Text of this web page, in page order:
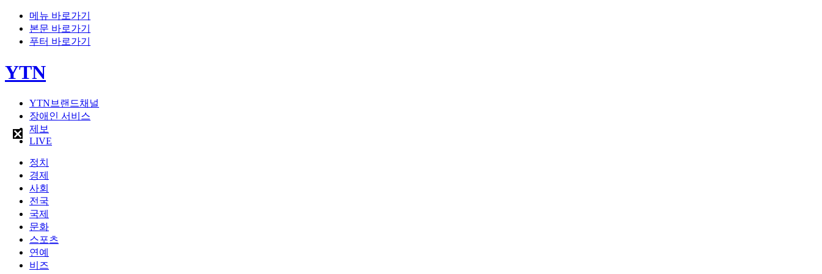
메뉴 바로가기
본문 바로가기
푸터 바로가기
YTN
YTN브랜드채널
장애인 서비스
제보
LIVE
정치
경제
사회
전국
국제
문화
스포츠
연예
비즈